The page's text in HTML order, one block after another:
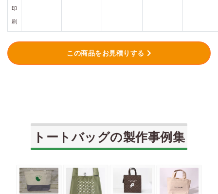
印
刷
この商品をお見積りする
トートバッグの製作事例集